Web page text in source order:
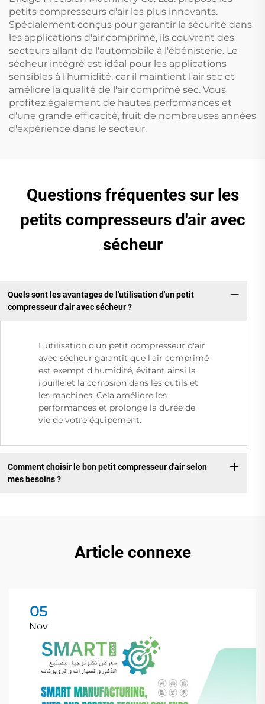
petits compresseurs d'air les plus innovants.
Spécialement conçus pour garantir la sécurité dans
les applications d'air comprimé, ils couvrent des
secteurs allant de l'automobile à l'ébénisterie. Le
sécheur intégré est idéal pour les applications
sensibles à l'humidité, car il maintient l'air sec et
améliore la qualité de l'air comprimé sec. Vous
profitez également de hautes performances et
d'une grande efficacité, fruit de nombreuses années
d'expérience dans le secteur.
Questions fréquentes sur les
petits compresseurs d'air avec
sécheur
Quels sont les avantages de l'utilisation d'un petit
compresseur d'air avec sécheur ?
L'utilisation d'un petit compresseur d'air
avec sécheur garantit que l'air comprimé
est exempt d'humidité, évitant ainsi la
rouille et la corrosion dans les outils et
les machines. Cela améliore les
performances et prolonge la durée de
vie de votre équipement.
Comment choisir le bon petit compresseur d'air selon
mes besoins ?
Article connexe
05
Nov